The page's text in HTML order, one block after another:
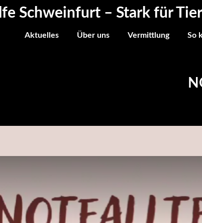
Schweinfurt – Stark für
Aktuelles Über uns Vermittlung So